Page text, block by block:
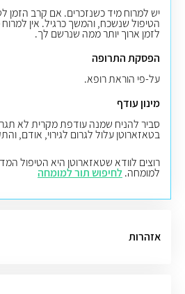
יש למרוח מיד כשנזכרים. אם קרב הזמן
הטיפול שנשכח, והמשך כרגיל. אין
לזמן ארוך יותר ממה שנרשם לך.
הפסקת התרופה
על-פי הוראת רופא.
מינון עודף
סביר להניח שמנה עודפת מקרית לא
בטאזארוטן עלול לגרום לגירוי, אודם,
רוצים לוודא שטאזארוטן היא הטיפול
למומחה.לחיפוש תור למומחה
אזהרות